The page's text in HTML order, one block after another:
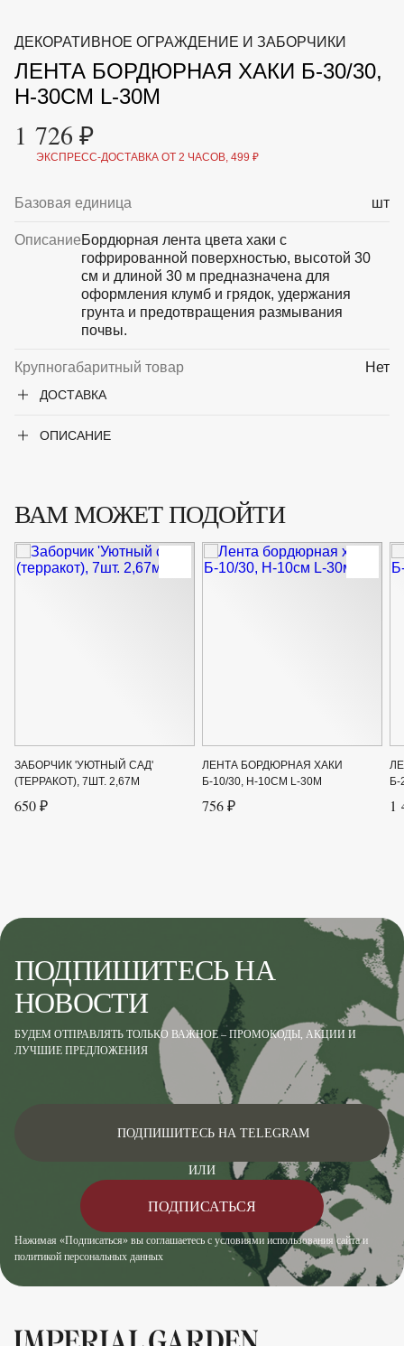
МАЛАЯ МЕХАНИЗАЦИЯ
ОТПУГИВАТЕЛИ ОТ ПТИЦ, НАСЕКОМЫХ И
ГРЫЗУНОВ
САДОВАЯ ОДЕЖДА И ОБУВЬ
САДОВЫЙ ИНСТРУМЕНТ
СРЕДСТВА ЗАЩИТЫ РАСТЕНИЙ И УДОБРЕНИЯ
ТОВАРЫ ДЛЯ БАНЬ И САУН
ТОВАРЫ И АПТЕКА ДЛЯ ПРУДА
ХОЗ ТОВАРЫ
Новинки Акции
УХОД
+7 (495) 197 87
87
ДЕКОРАТИВНОЕ ОГРАЖДЕНИЕ И ЗАБОРЧИКИ
ЛЕНТА БОРДЮРНАЯ ХАКИ Б-30/30,
H-30СМ L-30М
1 726 ₽
ЭКСПРЕСС-ДОСТАВКА ОТ 2 ЧАСОВ, 499 ₽
Базовая единица шт
ОписаниеБордюрная лента цвета хаки с
гофрированной поверхностью, высотой 30
см и длиной 30 м предназначена для
оформления клумб и грядок, удержания
грунта и предотвращения размывания
почвы.
Крупногабаритный товар Нет
ДОСТАВКА
ОПИСАНИЕ
ВАМ МОЖЕТ ПОДОЙТИ
ЗАБОРЧИК 'УЮТНЫЙ САД'
(ТЕРРАКОТ), 7ШТ. 2,67М
650 ₽
ЛЕНТА БОРДЮРНАЯ ХАКИ
Б-10/30, H-10СМ L-30М
756 ₽
Б-
1
ПОДПИШИТЕСЬ НА
НОВОСТИ
БУДЕМ ОТПРАВЛЯТЬ ТОЛЬКО ВАЖНОЕ – ПРОМОКОДЫ, АКЦИИ И
ЛУЧШИЕ ПРЕДЛОЖЕНИЯ
Нажимая «Подписаться» вы соглашаетесь с условиями использования сайта и
политикой персональных данных
ПОДПИШИТЕСЬ НА TELEGRAM
ИЛИ
ПОДПИСАТЬСЯ